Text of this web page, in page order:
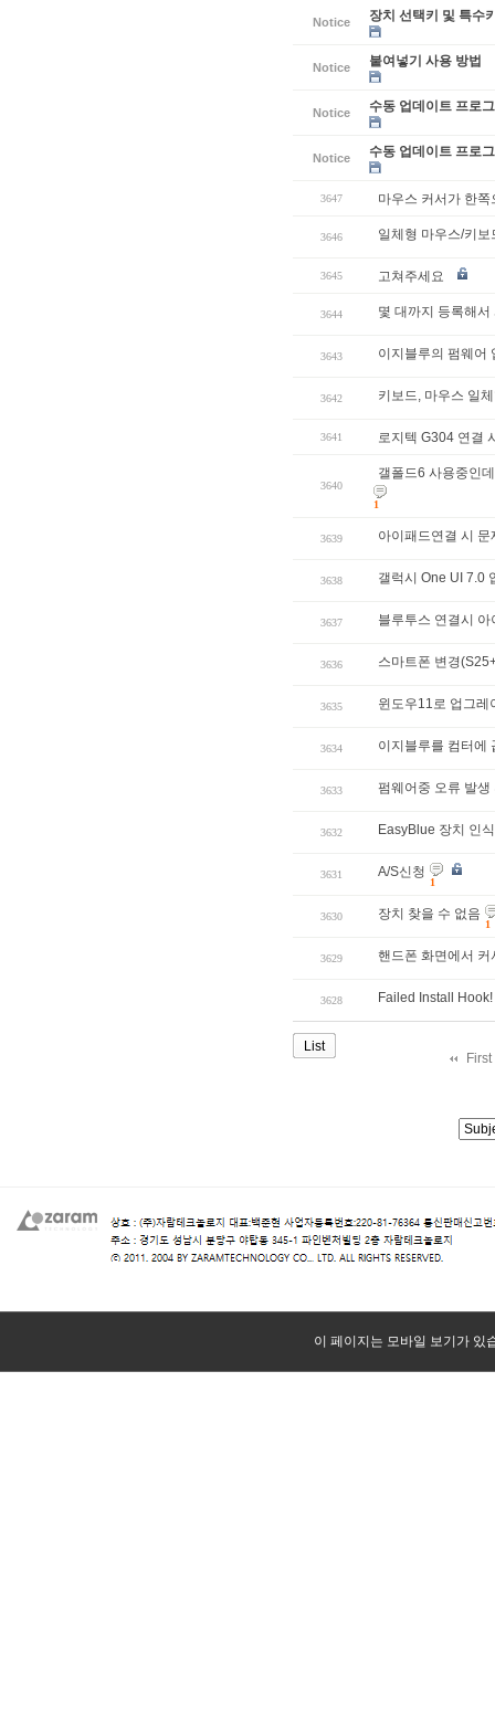
Notice 장치 선택키 및 특수
Notice 붙여넣기 사용 방법
Notice 수동 업데이트 프로
Notice 수동 업데이트 프로
3647 마우스 커서가 한
3646 일체형 마우스/키
3645 고쳐주세요
3644 몇 대까지 등록해
3643 이지블루의 펌웨어
3642 키보드, 마우스 일
3641 로지텍 G304 연결
3640
갤폴드6 사용중인
1
3639 아이패드연결 시
3638 갤럭시 One UI 7.0
3637 블루투스 연결시
3636 스마트폰 변경
3635 윈도우11로 업그레
3634 이지블루를 컴터에
3633 펌웨어중 오류 발생
3632 EasyBlue 장치 인
3631 A/S신청
1
3630 장치 찾을 수 없음
1
3629 핸드폰 화면에서
3628 Failed Install Hook!
List
이 페이지는 모바일 보기가 있